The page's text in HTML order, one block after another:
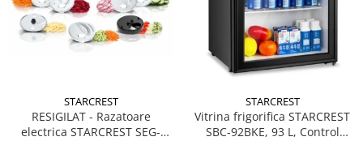
STARCREST
RESIGILAT - Razatoare
electrica STARCREST SEG-
STARCREST
Vitrina frigorifica STARCREST
SBC-92BKE, 93 L, Control